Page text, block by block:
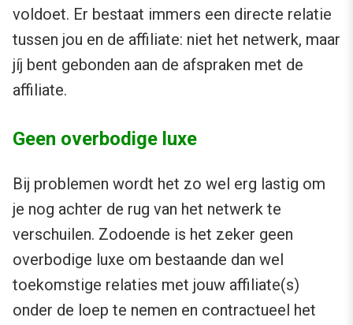
voldoet. Er bestaat immers een directe relatie
tussen jou en de affiliate: niet het netwerk, maar
jíj bent gebonden aan de afspraken met de
affiliate.
Geen overbodige luxe
Bij problemen wordt het zo wel erg lastig om
je nog achter de rug van het netwerk te
verschuilen. Zodoende is het zeker geen
overbodige luxe om bestaande dan wel
toekomstige relaties met jouw affiliate(s)
onder de loep te nemen en contractueel het